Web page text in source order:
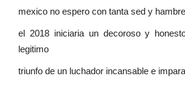
mexico no espero con tanta sed y
el 2018 iniciaria un decoroso y
legitimo
triunfo de un luchador incansable e